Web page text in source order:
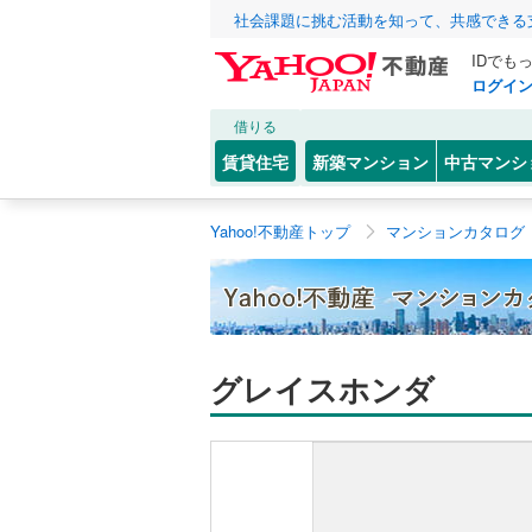
社会課題に挑む活動を知って、共感でき
IDでも
ログイン
借りる
賃貸住宅 新築マンション 中古マンシ
Yahoo!不動産トップ マンションカタログ
グレイスホンダ